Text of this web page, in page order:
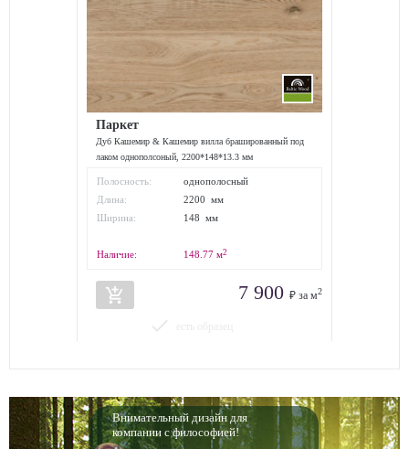
Паркет
Дуб Кашемир & Кашемир вилла брашированный под
лаком однополсоный, 2200*148*13.3 мм
Полосность:
однополосный
Длина:
2200 мм
Ширина:
148 мм
Наличие: 148.77 м2
add_shopping_cart 7 900 ₽ за м2
Внимательный дизайн для
компании с философией!